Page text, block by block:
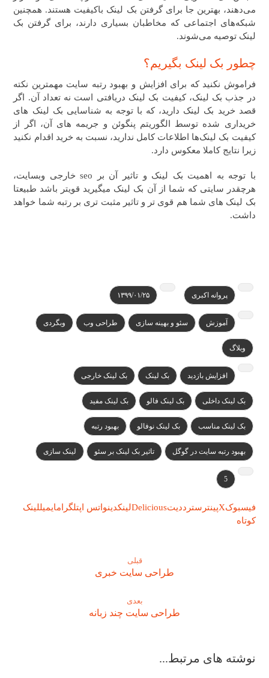
می‌دهند، بهترین جا برای گرفتن بک لینک باکیفیت هستند. همچنین
شبکه‌های اجتماعی که مخاطبان بسیاری دارند، برای گرفتن بک
لینک توصیه می‌شوند.
چطور بک لینک بگیریم؟
فراموش نکنید که برای افزایش و بهبود رتبه سایت مهمترین نکته
در جذب بک لینک، کیفیت بک لینک دریافتی است نه تعداد آن.
اگر
قصد خرید بک لینک دارید،که با توجه به شناسایی بک لینک های
خریداری شده توسط الگوریتم پنگوئن و جریمه های آن، اگر
از
کیفیت بک لینک‌ها اطلاعات کامل ندارید، نسبت به خرید اقدام نکنید
زیرا نتایج کاملا معکوس دارد.
با توجه به اهمیت بک لینک و تاثیر آن بر seo خارجی وبسایت،
هرچقدر سایتی که شما از آن بک لینک میگیرید قویتر باشد طبیعتا
بک لینک های شما هم قوی تر و تاثیر مثبت تری بر رتبه شما خواهد
داشت.
پروانه اکبری ۱۳۹۹/۰۱/۲۵
آموزش سئو و بهینه سازی طراحی وب وبگردی
وبلاگ
افزایش بازدید بک لینک بک لینک خارجی
بک لینک داخلی بک لینک فالو بک لینک مفید
بک لینک مناسب بک لینک نوفالو بهبود رتبه
بهبود رتبه سایت در گوگل تاثیر بک لینک بر سئو لینک سازی
5
فیسبوکXپینترسترددیتDeliciousلینکدینواتس اپتلگرامایمیللینک
کوتاه
قبلی
طراحی سایت خبری
بعدی
طراحی سایت چند زبانه
نوشته های مرتبط...